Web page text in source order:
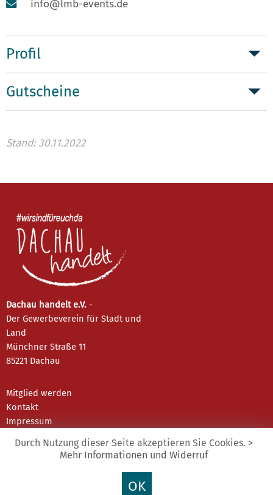
info@lmb-events.de
Profil
Gutscheine
Stand: 30.11.2022
Dachau handelt e.V. -
Der Gewerbeverein für Stadt und
Land
Münchner Straße 11
85221 Dachau
Mitglied werden
Kontakt
Impressum
Durch Nutzung dieser Seite akzeptieren Sie Cookies. >
Mehr Informationen und Widerruf
OK